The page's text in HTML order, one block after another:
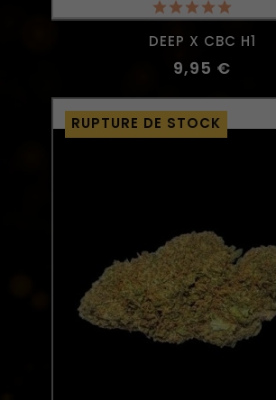
DEEP X CBC H1
9,95 €
RUPTURE DE STOCK